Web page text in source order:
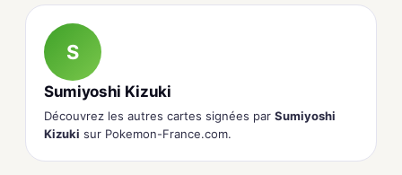
S
Sumiyoshi Kizuki
Découvrez les autres cartes signées par Sumiyoshi
Kizuki sur Pokemon-France.com.